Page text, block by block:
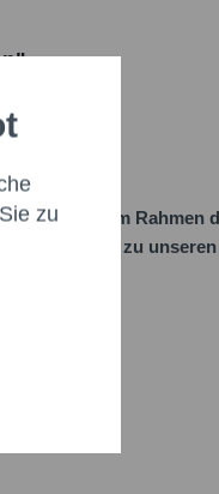
* sind Pflichtfelder.
Vorgaben. Im Rahmen
Vorschriften zu
zu